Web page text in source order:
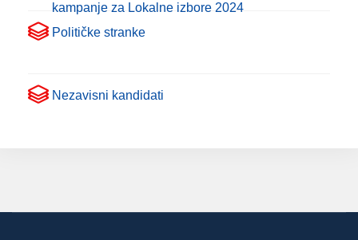
kampanje za Lokalne izbore 2024
Političke stranke
Nezavisni kandidati